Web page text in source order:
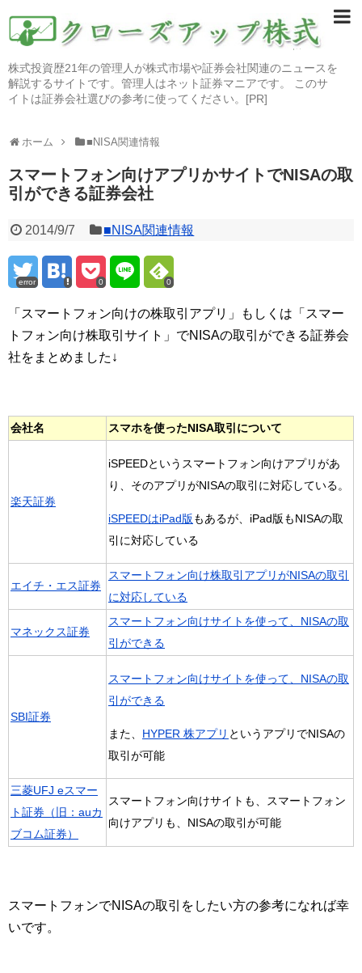
株式投資歴21年の管理人が株式市場や証券会社関連のニュースを
解説するサイトです。管理人はネット証券マニアです。 このサ
イトは証券会社選びの参考に使ってください。[PR]
ホーム ■NISA関連情報
スマートフォン向けアプリかサイトでNISAの取
引ができる証券会社
2014/9/7 ■NISA関連情報
error 0 0
「スマートフォン向けの株取引アプリ」もしくは「スマー
トフォン向け株取引サイト」でNISAの取引ができる証券会
社をまとめました↓
会社名 スマホを使ったNISA取引について
楽天証券
iSPEEDというスマートフォン向けアプリがあ
り、そのアプリがNISAの取引に対応している。
iSPEEDはiPad版 もあるが、iPad版もNISAの取
引に対応している
エイチ・エス証券
スマートフォン向け株取引アプリがNISAの取引
に対応している
マネックス証券
スマートフォン向けサイトを使って、NISAの取
引ができる
SBI証券
スマートフォン向けサイトを使って、NISAの取
引ができる
また、 HYPER 株アプリ というアプリでNISAの
取引が可能
三菱UFJ eスマー
ト証券（旧：auカ
ブコム証券）
スマートフォン向けサイトも、スマートフォン
向けアプリも、NISAの取引が可能
スマートフォンでNISAの取引をしたい方の参考になれば幸
いです。